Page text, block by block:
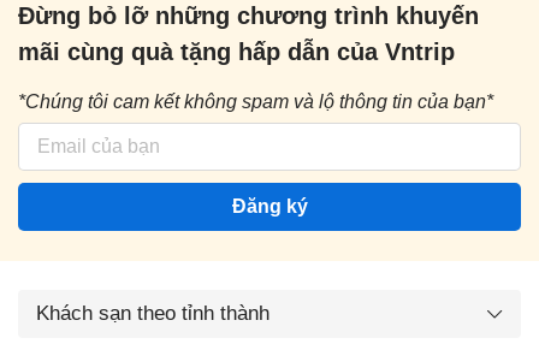
Đừng bỏ lỡ những chương trình khuyến
mãi cùng quà tặng hấp dẫn của Vntrip
*Chúng tôi cam kết không spam và lộ thông tin của bạn*
Đăng ký
Khách sạn theo tỉnh thành